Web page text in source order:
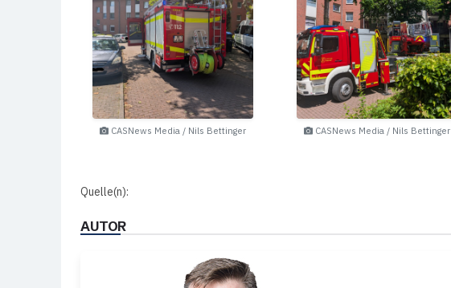
CASNews Media / Nils Bettinger CASNews Media / Nils Bettinger
Quelle(n):
AUTOR